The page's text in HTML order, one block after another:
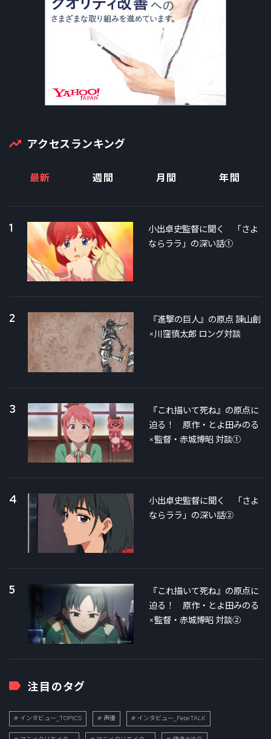
アクセスランキング
最新 週間 月間 年間
1
小出卓史監督に聞く 「さよ
ならララ」の深い話①
2
『進撃の巨人』の原点 諫山創
×川窪慎太郎 ロング対談
3
『これ描いて死ね』の原点に
迫る！ 原作・とよ田みのる
×監督・赤城博昭 対談①
4
小出卓史監督に聞く 「さよ
ならララ」の深い話②
5
『これ描いて死ね』の原点に
迫る！ 原作・とよ田みのる
×監督・赤城博昭 対談②
注目のタグ
インタビュー_TOPICS 声優 インタビュー_FebriTALK